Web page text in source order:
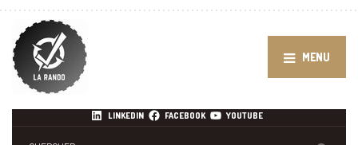
MENU
LINKEDIN FACEBOOK YOUTUBE